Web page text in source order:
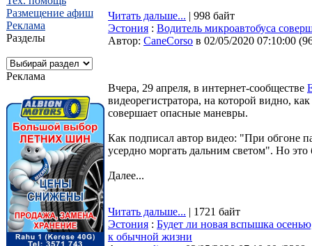
Размещение афиш
Реклама
Разделы
Реклама
Читать дальше... | 998 байт
Эстония : Водитель микроавтобуса
Автор: CaneCorso в 02/05/2020 07:10:00 (
Вчера, 29 апреля, в интернет-сообществе
видеорегистратора, на которой видно,
совершает опасные маневры.
Как подписал автор видео: "При обгоне
усердно моргать дальним светом". Но это
Далее...
Читать дальше... | 1721 байт
Эстония : Будет ли новая вспышка
к обычной жизни